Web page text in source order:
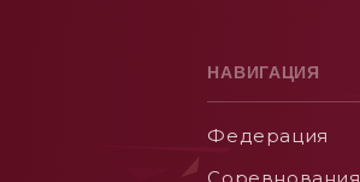
НАВИГАЦИЯ
Федерация
Соревнования